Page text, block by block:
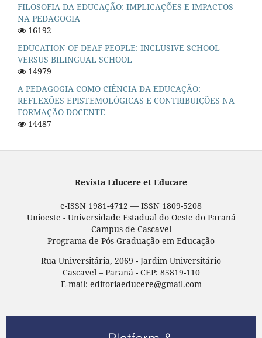
FILOSOFIA DA EDUCAÇÃO: IMPLICAÇÕES E IMPACTOS
NA PEDAGOGIA
16192
EDUCATION OF DEAF PEOPLE: INCLUSIVE SCHOOL
VERSUS BILINGUAL SCHOOL
14979
A PEDAGOGIA COMO CIÊNCIA DA EDUCAÇÃO:
REFLEXÕES EPISTEMOLÓGICAS E CONTRIBUIÇÕES NA
FORMAÇÃO DOCENTE
14487
Revista Educere et Educare
e-ISSN 1981-4712 — ISSN 1809-5208
Unioeste - Universidade Estadual do Oeste do Paraná
Campus de Cascavel
Programa de Pós-Graduação em Educação
Rua Universitária, 2069 - Jardim Universitário
Cascavel – Paraná - CEP: 85819-110
E-mail: editoriaeducere@gmail.com